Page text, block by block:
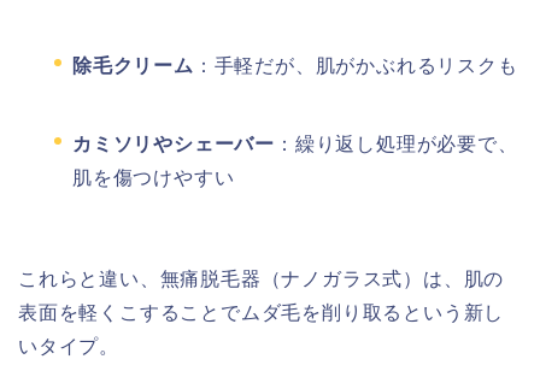
除毛クリーム ：手軽だが、肌がかぶれるリスクも
カミソリやシェーバー ：繰り返し処理が必要で、
肌を傷つけやすい
これらと違い、無痛脱毛器（ナノガラス式）は、肌の
表面を軽くこすることでムダ毛を削り取るという新し
いタイプ。